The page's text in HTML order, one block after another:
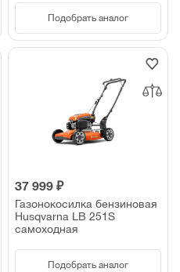
Подобрать аналог
37 999 ₽
Газонокосилка бензиновая
Husqvarna LB 251S
самоходная
Подобрать аналог